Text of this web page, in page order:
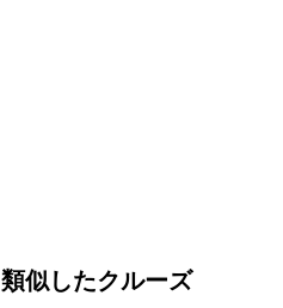
類似したクルーズ